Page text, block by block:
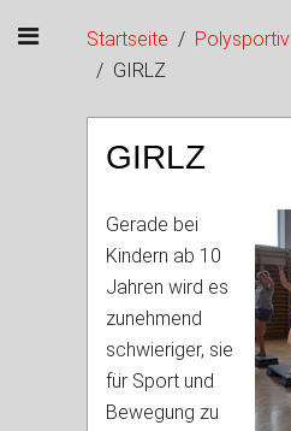
Startseite Polysportiv
GIRLZ
GIRLZ
Gerade bei
Kindern ab 10
Jahren wird es
zunehmend
schwieriger, sie
für Sport und
Bewegung zu